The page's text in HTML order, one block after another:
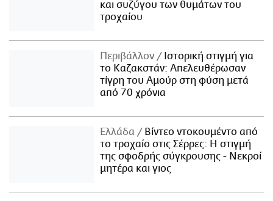
και συζύγου των θυμάτων του
τροχαίου
Περιβάλλον
Ιστορική στιγμή για
το Καζακστάν: Απελευθέρωσαν
τίγρη του Αμούρ στη φύση μετά
από 70 χρόνια
Ελλάδα
Βίντεο ντοκουμέντο από
το τροχαίο στις Σέρρες: Η στιγμή
της σφοδρής σύγκρουσης - Νεκροί
μητέρα και γιος